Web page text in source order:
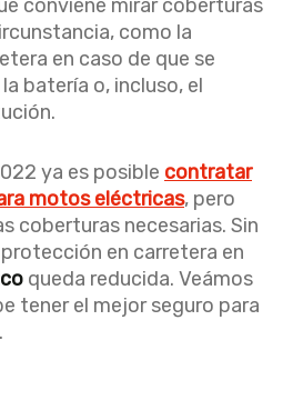
conviene mirar coberturas
como la
en caso de que se
batería o, incluso, el
ya es posible contratar
motos eléctricas, pero
coberturas necesarias. Sin
en carretera en
queda reducida. Veámos
tener el mejor seguro para